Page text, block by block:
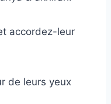
accordez-leur
de leurs yeux